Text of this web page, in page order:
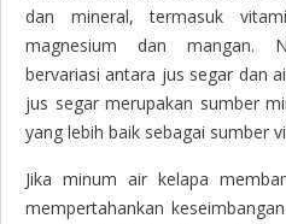
dan mineral, termasuk
magnesium dan mangan.
bervariasi antara jus segar dan
jus segar merupakan sumber
yang lebih baik sebagai sumber
Jika minum air kelapa
mempertahankan